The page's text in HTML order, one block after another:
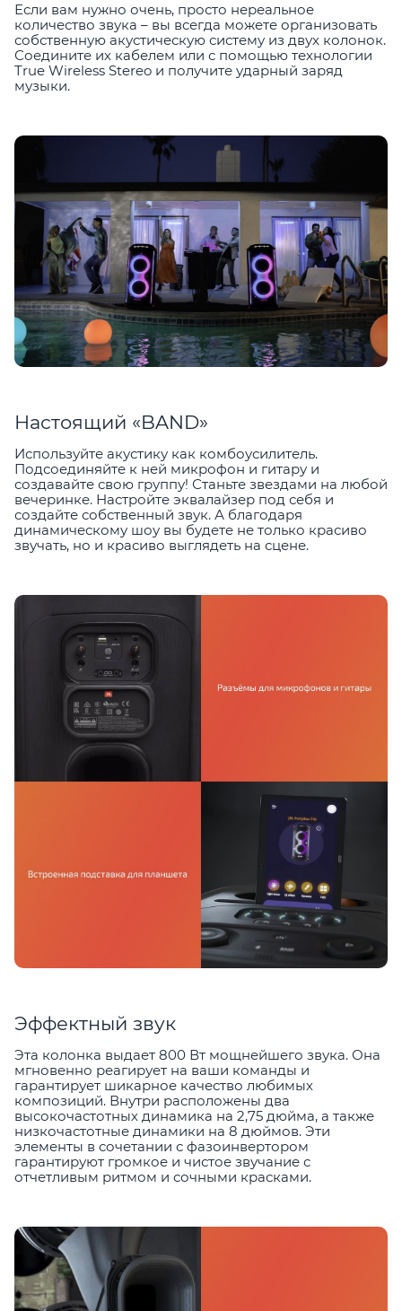
Если вам нужно очень, просто нереальное
количество звука – вы всегда можете организовать
собственную акустическую систему из двух колонок.
Соедините их кабелем или с помощью технологии
True Wireless Stereo и получите ударный заряд
музыки.
Настоящий «BAND»
Используйте акустику как комбоусилитель.
Подсоединяйте к ней микрофон и гитару и
создавайте свою группу! Станьте звездами на любой
вечеринке. Настройте эквалайзер под себя и
создайте собственный звук. А благодаря
динамическому шоу вы будете не только красиво
звучать, но и красиво выглядеть на сцене.
Эффектный звук
Эта колонка выдает 800 Вт мощнейшего звука. Она
мгновенно реагирует на ваши команды и
гарантирует шикарное качество любимых
композиций. Внутри расположены два
высокочастотных динамика на 2,75 дюйма, а также
низкочастотные динамики на 8 дюймов. Эти
элементы в сочетании с фазоинвертором
гарантируют громкое и чистое звучание с
отчетливым ритмом и сочными красками.